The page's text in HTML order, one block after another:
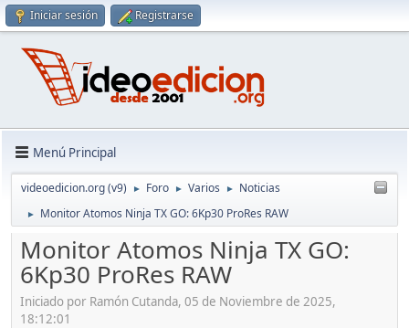
Iniciar sesión Registrarse
Menú Principal
videoedicion.org (v9) ► Foro ► Varios ► Noticias
► Monitor Atomos Ninja TX GO: 6Kp30 ProRes RAW
Monitor Atomos Ninja TX GO:
6Kp30 ProRes RAW
Iniciado por Ramón Cutanda, 05 de Noviembre de 2025,
18:12:01